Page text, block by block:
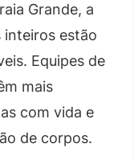
Grande, a
estão
Equipes de
mais
com vida e
de corpos.